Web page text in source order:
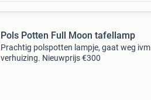
Pols Potten Full Moon tafellamp
Prachtig polspotten lampje, gaat weg ivm
verhuizing. Nieuwprijs €300